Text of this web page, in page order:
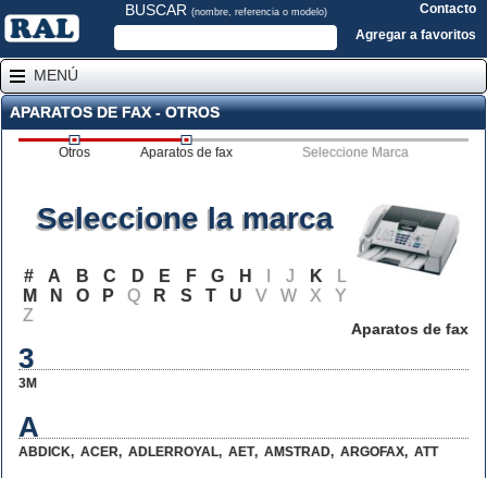
BUSCAR (nombre, referencia o modelo)
Contacto
Agregar a favoritos
MENÚ
APARATOS DE FAX - OTROS
Otros Aparatos de fax Seleccione Marca
Aparatos de fax
Seleccione la marca
# A B C D E F G H J K
L
M
N O P Q R S T U V W X
Y
Z
3
3M
A
ABDICK, ACER, ADLERROYAL, AET, AMSTRAD, ARGOFAX, ATT